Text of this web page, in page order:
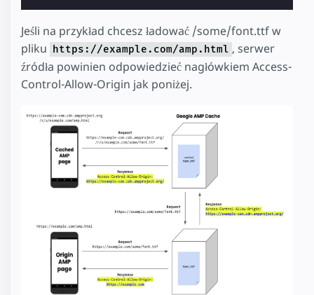
Jeśli na przykład chcesz ładować /some/font.ttf w
pliku
https://example.com/amp.html , serwer
źródła powinien odpowiedzieć nagłówkiem Access-
Control-Allow-Origin jak poniżej.